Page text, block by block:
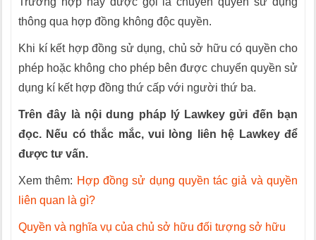
thông qua hợp đồng không độc quyền.
Khi kí kết hợp đồng sử dụng, chủ sở hữu có quyền cho
phép hoặc không cho phép bên được chuyển quyền sử
dụng kí kết hợp đồng thứ cấp với người thứ ba.
Trên đây là nội dung pháp lý Lawkey gửi đến bạn
đọc. Nếu có thắc mắc, vui lòng liên hệ Lawkey để
được tư vấn.
Xem thêm: Hợp đồng sử dụng quyền tác giả và quyền
liên quan là gì?
Quyền và nghĩa vụ của chủ sở hữu đối tượng sở hữu